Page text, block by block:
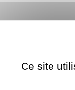
Ce site